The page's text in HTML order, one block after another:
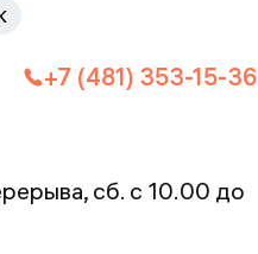
+7 (481) 353-15-36
сб. с 10.00 до